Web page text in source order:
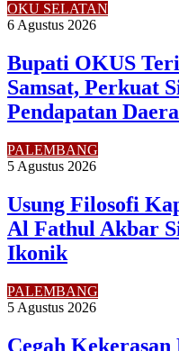
OKU SELATAN
6 Agustus 2026
Bupati OKUS
Samsat, Perkuat
Pendapatan
PALEMBANG
5 Agustus 2026
Usung Filosofi
Al Fathul Akbar
Ikonik
PALEMBANG
5 Agustus 2026
Cegah